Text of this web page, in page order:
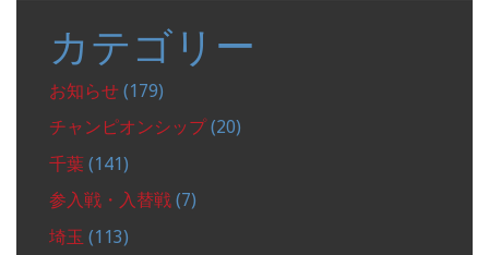
カテゴリー
お知らせ (179)
チャンピオンシップ(20)
千葉 (141)
参入戦・入替戦 (7)
埼玉 (113)